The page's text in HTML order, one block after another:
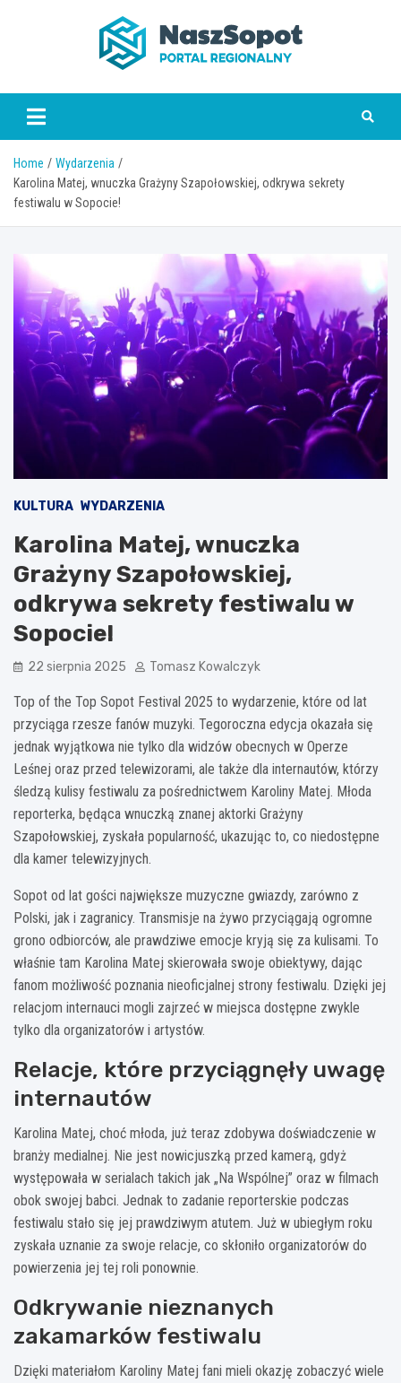
www.naszsopot.pl
Home
Wydarzenia
Karolina Matej, wnuczka Grażyny Szapołowskiej, odkrywa sekrety
festiwalu w Sopocie!
KULTURA WYDARZENIA
Karolina Matej, wnuczka
Grażyny Szapołowskiej,
odkrywa sekrety festiwalu w
Sopocie!
22 sierpnia 2025 Tomasz Kowalczyk
Top of the Top Sopot Festival 2025 to wydarzenie, które od lat
przyciąga rzesze fanów muzyki. Tegoroczna edycja okazała się
jednak wyjątkowa nie tylko dla widzów obecnych w Operze
Leśnej oraz przed telewizorami, ale także dla internautów, którzy
śledzą kulisy festiwalu za pośrednictwem Karoliny Matej. Młoda
reporterka, będąca wnuczką znanej aktorki Grażyny
Szapołowskiej, zyskała popularność, ukazując to, co niedostępne
dla kamer telewizyjnych.
Sopot od lat gości największe muzyczne gwiazdy, zarówno z
Polski, jak i zagranicy. Transmisje na żywo przyciągają ogromne
grono odbiorców, ale prawdziwe emocje kryją się za kulisami. To
właśnie tam Karolina Matej skierowała swoje obiektywy, dając
fanom możliwość poznania nieoficjalnej strony festiwalu. Dzięki jej
relacjom internauci mogli zajrzeć w miejsca dostępne zwykle
tylko dla organizatorów i artystów.
Relacje, które przyciągnęły uwagę
internautów
Karolina Matej, choć młoda, już teraz zdobywa doświadczenie w
branży medialnej. Nie jest nowicjuszką przed kamerą, gdyż
występowała w serialach takich jak „Na Wspólnej” oraz w filmach
obok swojej babci. Jednak to zadanie reporterskie podczas
festiwalu stało się jej prawdziwym atutem. Już w ubiegłym roku
zyskała uznanie za swoje relacje, co skłoniło organizatorów do
powierzenia jej tej roli ponownie.
Odkrywanie nieznanych
zakamarków festiwalu
Dzięki materiałom Karoliny Matej fani mieli okazję zobaczyć wiele